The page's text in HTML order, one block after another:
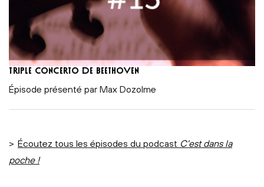
Triple Concerto de Beethoven
Épisode présenté par Max Dozolme
> Écoutez tous les épisodes du podcast C'est dans la
poche !